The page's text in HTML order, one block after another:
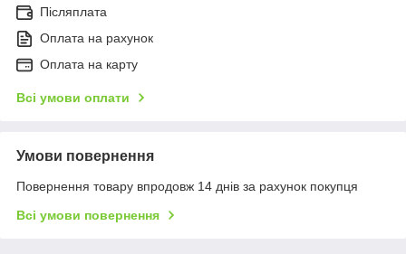
Післяплата
Оплата на рахунок
Оплата на карту
Всі умови оплати
Умови повернення
Повернення товару впродовж 14 днів за рахунок покупця
Всі умови повернення